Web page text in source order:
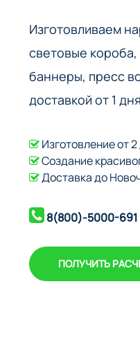
Изготовливаем
cветовые
баннеры, пресс
доставкой от 1
Изготовление от
Создание
Доставка до
8(800)-5000-691
ПОЛУЧИТЬ